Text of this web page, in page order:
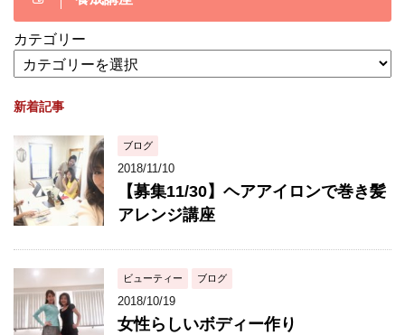
カテゴリー
新着記事
ブログ
2018/11/10
【募集11/30】ヘアアイロンで巻き髪
アレンジ講座
ビューティー ブログ
2018/10/19
女性らしいボディー作り